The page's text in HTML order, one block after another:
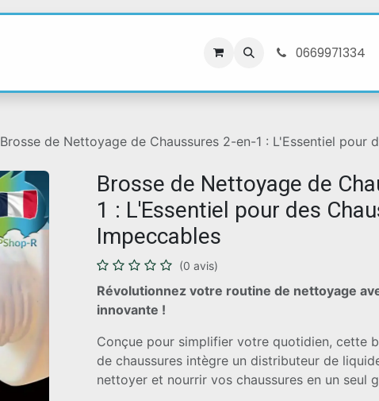
Catégories À propos
0669971334
Brosse de Nettoyage de Chaussures 2-en-1 : L'Essentiel pour
Brosse de Nettoyage de
1 : L'Essentiel pour des
Impeccables
(0 avis)
Révolutionnez votre routine de nettoyage
innovante !
Conçue pour simplifier votre quotidien, cette
de chaussures intègre un distributeur de
nettoyer et nourrir vos chaussures en un seul